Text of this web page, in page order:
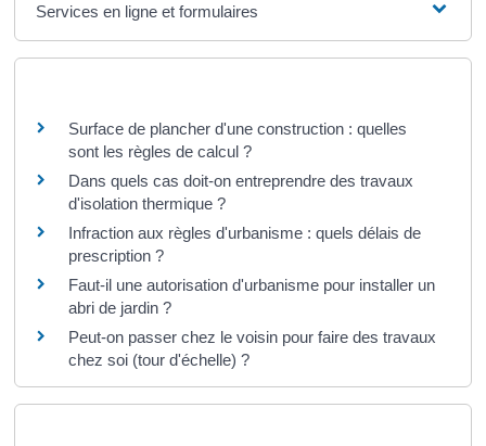
Services en ligne et formulaires
Surface de plancher d'une construction : quelles
sont les règles de calcul ?
Dans quels cas doit-on entreprendre des travaux
d'isolation thermique ?
Infraction aux règles d'urbanisme : quels délais de
prescription ?
Faut-il une autorisation d'urbanisme pour installer un
abri de jardin ?
Peut-on passer chez le voisin pour faire des travaux
chez soi (tour d'échelle) ?